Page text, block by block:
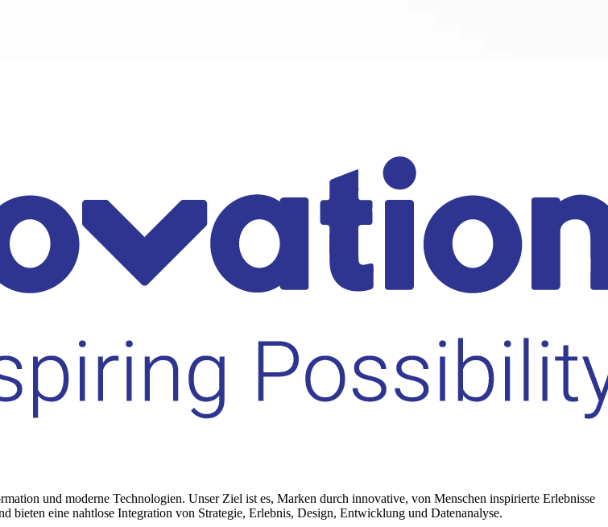
und moderne Technologien. Unser Ziel ist es, Marken durch innovative, von Menschen inspirierte Erlebnisse
eine nahtlose Integration von Strategie, Erlebnis, Design, Entwicklung und Datenanalyse.